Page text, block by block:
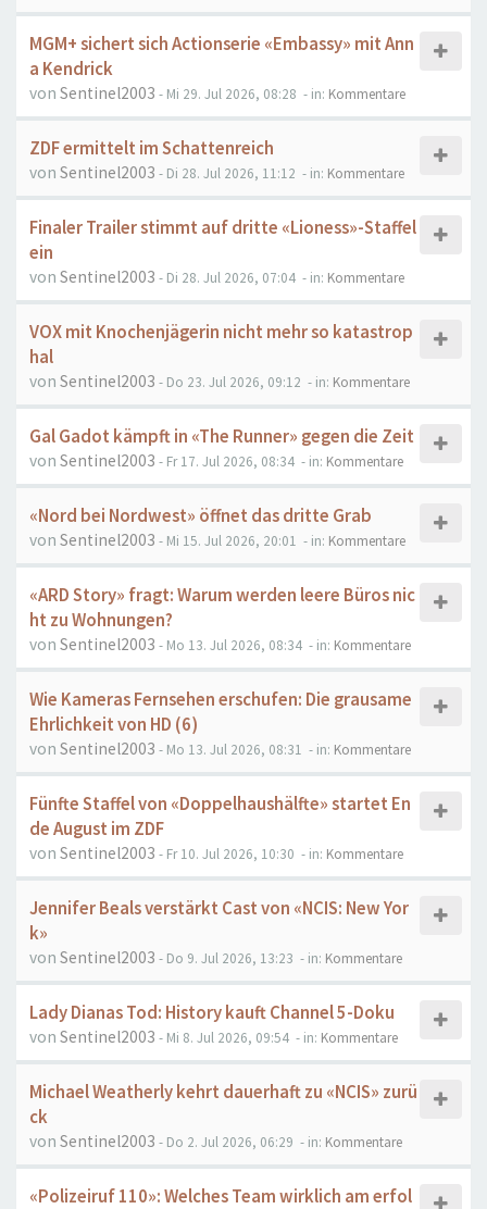
MGM+ sichert sich Actionserie «Embassy» mit Ann
a Kendrick
von Sentinel2003 - Mi 29. Jul 2026, 08:28 - in: Kommentare
ZDF ermittelt im Schattenreich
von Sentinel2003 - Di 28. Jul 2026, 11:12 - in: Kommentare
Finaler Trailer stimmt auf dritte «Lioness»-Staffel
ein
von Sentinel2003 - Di 28. Jul 2026, 07:04 - in: Kommentare
VOX mit Knochenjägerin nicht mehr so katastrop
hal
von Sentinel2003 - Do 23. Jul 2026, 09:12 - in: Kommentare
Gal Gadot kämpft in «The Runner» gegen die Zeit
von Sentinel2003 - Fr 17. Jul 2026, 08:34 - in: Kommentare
«Nord bei Nordwest» öffnet das dritte Grab
von Sentinel2003 - Mi 15. Jul 2026, 20:01 - in: Kommentare
«ARD Story» fragt: Warum werden leere Büros nic
ht zu Wohnungen?
von Sentinel2003 - Mo 13. Jul 2026, 08:34 - in: Kommentare
Wie Kameras Fernsehen erschufen: Die grausame
Ehrlichkeit von HD (6)
von Sentinel2003 - Mo 13. Jul 2026, 08:31 - in: Kommentare
Fünfte Staffel von «Doppelhaushälfte» startet En
de August im ZDF
von Sentinel2003 - Fr 10. Jul 2026, 10:30 - in: Kommentare
Jennifer Beals verstärkt Cast von «NCIS: New Yor
k»
von Sentinel2003 - Do 9. Jul 2026, 13:23 - in: Kommentare
Lady Dianas Tod: History kauft Channel 5-Doku
von Sentinel2003 - Mi 8. Jul 2026, 09:54 - in: Kommentare
Michael Weatherly kehrt dauerhaft zu «NCIS» zurü
ck
von Sentinel2003 - Do 2. Jul 2026, 06:29 - in: Kommentare
«Polizeiruf 110»: Welches Team wirklich am erfol